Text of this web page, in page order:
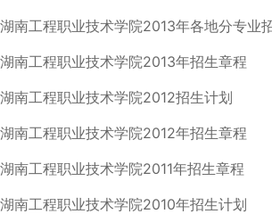
湖南工程职业技术学院2013年各地分专业
湖南工程职业技术学院2013年招生章程
湖南工程职业技术学院2012招生计划
湖南工程职业技术学院2012年招生章程
湖南工程职业技术学院2011年招生章程
湖南工程职业技术学院2010年招生计划